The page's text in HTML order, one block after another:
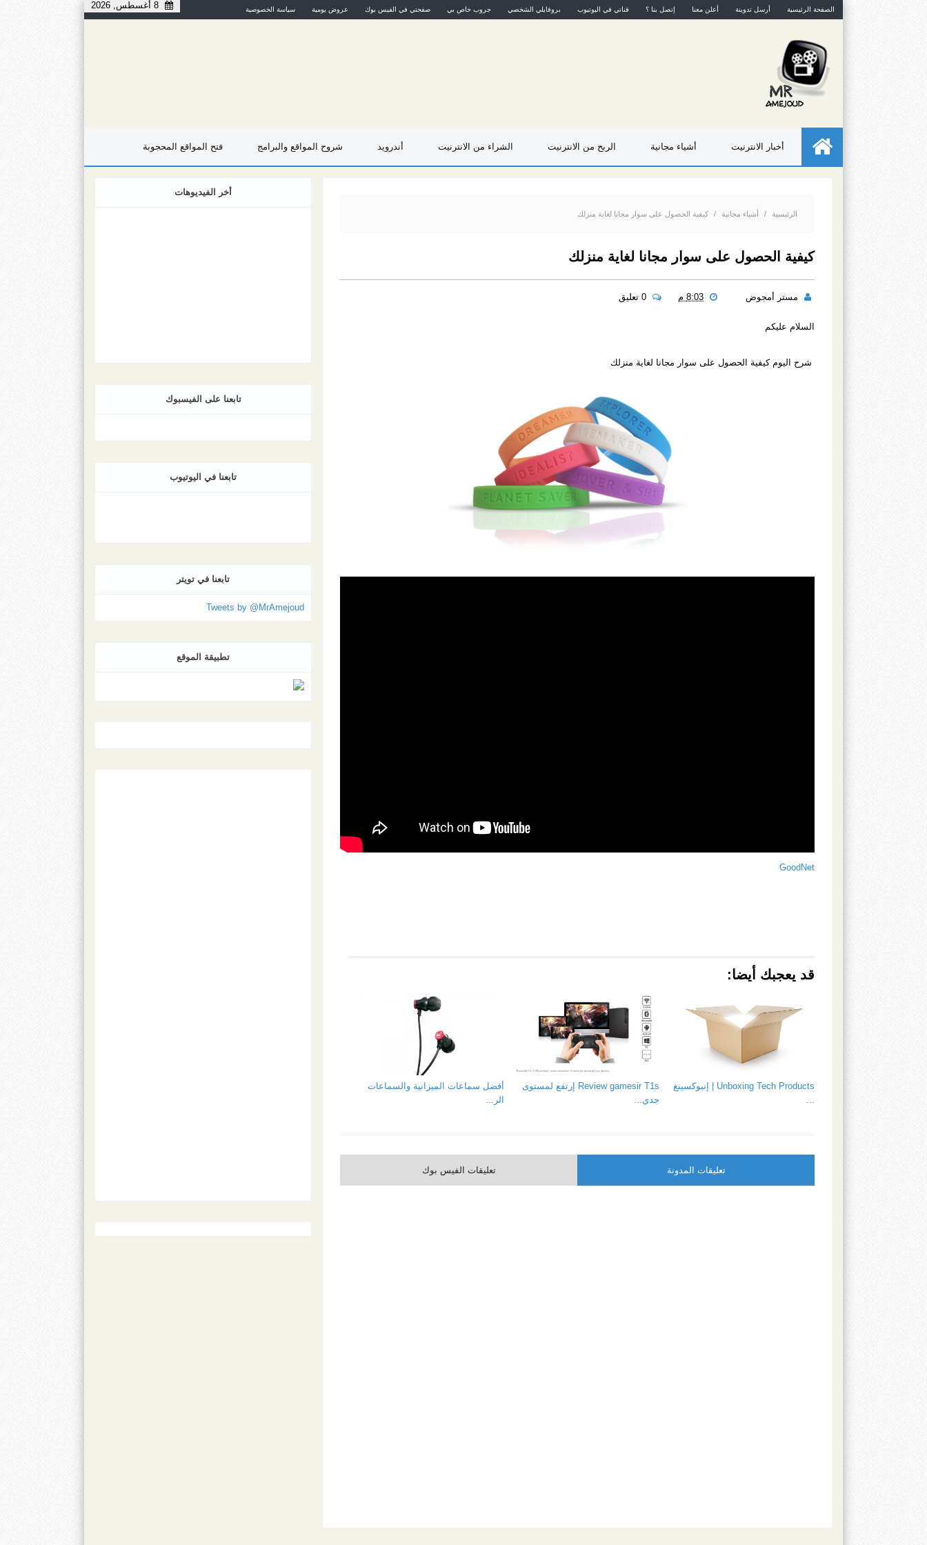
الصفحة الرئيسية أرسل تدوينة أعلن معنا إتصل بنا ؟ قناتي في اليوتيوب بروفايلي الشخصي جروب خاص بي صفحتي في الفيس بوك عروض يومية سياسة الخصوصية 8 أغسطس, 2026
أخبار الانترنيت أشياء مجانية الربح من الانترنيت الشراء من الانترنيت أندرويد شروح المواقع والبرامج فتح المواقع المحجوبة
الرئيسية / أشياء مجانية / كيفية الحصول على سوار مجانا لغاية منزلك
كيفية الحصول على سوار مجانا لغاية منزلك
مستر أمجوض 8:03 م
السلام عليكم
GoodNet
قد يعجبك أيضا:
Unboxing Tech Products | إنبوكسينغ
...
Review gamesir T1s إرتفع لمستوى
جدي...
أفضل سماعات الميزانية والسماعات
الر...
تعليقات المدونة تعليقات الفيس بوك
أخر الفيديوهات
تابعنا على الفيسبوك
تابعنا في اليوتيوب
تابعنا في تويتر
Tweets by @MrAmejoud
تطبيقة الموقع